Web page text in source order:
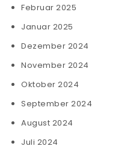
Februar 2025
Januar 2025
Dezember 2024
November 2024
Oktober 2024
September 2024
August 2024
Juli 2024